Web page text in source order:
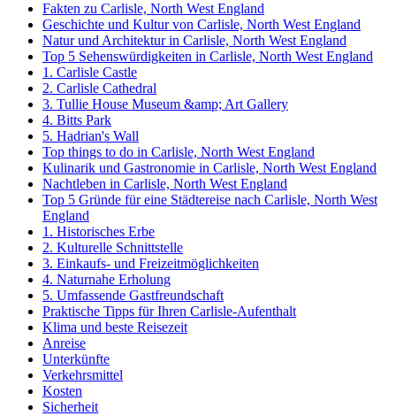
Fakten zu Carlisle, North West England
Geschichte und Kultur von Carlisle, North West England
Natur und Architektur in Carlisle, North West England
Top 5 Sehenswürdigkeiten in Carlisle, North West England
1. Carlisle Castle
2. Carlisle Cathedral
3. Tullie House Museum &amp; Art Gallery
4. Bitts Park
5. Hadrian's Wall
Top things to do in Carlisle, North West England
Kulinarik und Gastronomie in Carlisle, North West England
Nachtleben in Carlisle, North West England
Top 5 Gründe für eine Städtereise nach Carlisle, North West
England
1. Historisches Erbe
2. Kulturelle Schnittstelle
3. Einkaufs- und Freizeitmöglichkeiten
4. Naturnahe Erholung
5. Umfassende Gastfreundschaft
Praktische Tipps für Ihren Carlisle-Aufenthalt
Klima und beste Reisezeit
Anreise
Unterkünfte
Verkehrsmittel
Kosten
Sicherheit